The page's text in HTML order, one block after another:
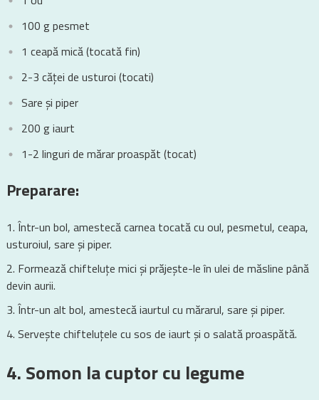
100 g pesmet
1 ceapă mică (tocată fin)
2-3 căței de usturoi (tocati)
Sare și piper
200 g iaurt
1-2 linguri de mărar proaspăt (tocat)
Preparare:
Într-un bol, amestecă carnea tocată cu oul, pesmetul, ceapa,
usturoiul, sare și piper.
Formează chifteluțe mici și prăjește-le în ulei de măsline până
devin aurii.
Într-un alt bol, amestecă iaurtul cu mărarul, sare și piper.
Servește chifteluțele cu sos de iaurt și o salată proaspătă.
4. Somon la cuptor cu legume